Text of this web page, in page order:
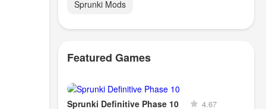
Sprunki Mods
Featured Games
Sprunki Definitive Phase 10 4.67